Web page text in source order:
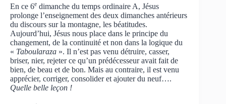
En ce 6e dimanche du temps ordinaire A, Jésus
prolonge l’enseignement des deux dimanches antérieurs
du discours sur la montagne, les béatitudes.
Aujourd’hui, Jésus nous place dans le principe du
changement, de la continuité et non dans la logique du
« Taboularaza ». Il n’est pas venu détruire, casser,
briser, nier, rejeter ce qu’un prédécesseur avait fait de
bien, de beau et de bon. Mais au contraire, il est venu
apprécier, corriger, consolider et ajouter du neuf….
Quelle belle leçon !